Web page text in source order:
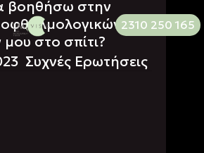
2310 250 165
βοηθήσω στην
στο σπίτι?
Συχνές Ερωτήσεις